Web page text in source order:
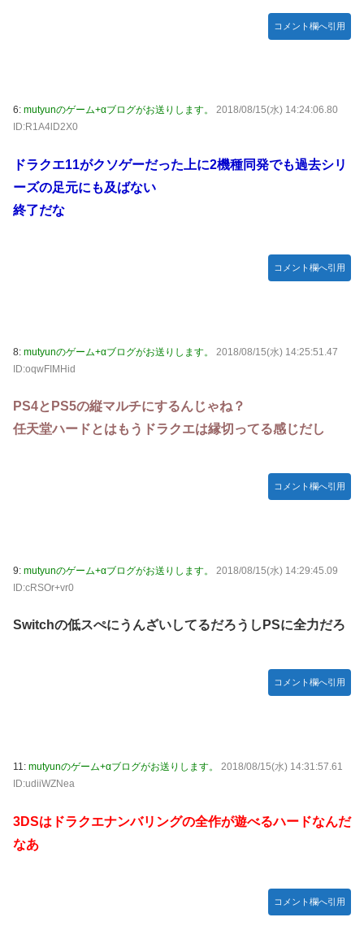
「ドラゴンボール」新作TVアニメが7月から放送されるぞ！
イズフィギュア【彩色原型公開】
「創刻のファイアホイール」+埋めネタ「ファイアホイール
TCG・その後」
「ドラクエ11」攻略感想(54/クリア後)マルティナの「しん
ぴのビスチェ」可愛い！そしてメドローアやギガバーストき
【デレマス】 和久井留美「夢を作って、いつか遊んで」
switch2版『Lies of P』、メタスコア86でゲーフリ新作を
粉砕
【ウマ娘】海外のファンアートからしか得られない栄養素が
ある。←「おデジ以外味付けが濃いな…」
は何か適当に作る感じがしない・・・」「あれがまさに経験
ムの敵ｗｗｗｗｗ
日向坂46・18thシングル発売決定！
｢乃木坂あそぶだけ 1万円で遊ぼう！｣ 後編公開！！！【乃木
【海外の反応】海外「日本資本が入った瞬間、魔法がかかっ
青葉坂46、まもなく正式発表か
め【リアル調】 Part 3
コメント欄へ引用
6: mutyunのゲーム+αブログがお送りします。
2018/08/15(水) 14:24:06.80
ID:R1A4lD2X0
ドラクエ11がクソゲーだった上に2機種同発でも過去シリ
ーズの足元にも及ばない
終了だな
コメント欄へ引用
8: mutyunのゲーム+αブログがお送りします。
2018/08/15(水) 14:25:51.47
ID:oqwFIMHid
PS4とPS5の縦マルチにするんじゃね？
任天堂ハードとはもうドラクエは縁切ってる感じだし
コメント欄へ引用
9: mutyunのゲーム+αブログがお送りします。
2018/08/15(水) 14:29:45.09
ID:cRSOr+vr0
Switchの低スぺにうんざいしてるだろうしPSに全力だろ
コメント欄へ引用
11: mutyunのゲーム+αブログがお送りします。
2018/08/15(水) 14:31:57.61
ID:udiiWZNea
3DSはドラクエナンバリングの全作が遊べるハードなんだ
なあ
コメント欄へ引用